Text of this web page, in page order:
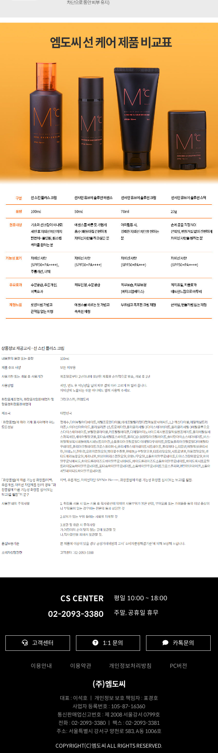
CS CENTER
02-2093-3380
평일 10:00 ~ 18:00
주말, 공휴일 휴무
고객센터 1:1 문의 카톡문의
이용안내 이용약관 개인정보처리방침 PC버전
(주)엠도씨
대표 : 이석호 ㅣ 개인정보 보호 책임자 : 표경호
사업자 등록번호 : 105-87-16360
통신판매업신고번호 : 제 2008 서울강서 0799호
전화 : 02-2093-3380 ㅣ 팩스 : 02-2093-3381
주소: 서울특별시 강서구 양천로 583, A동 1006호
COPYRIGHT(C)엠도씨 ALL RIGHTS RESERVED.